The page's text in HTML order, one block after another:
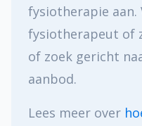
fysiotherapie aan.
fysiotherapeut of
of zoek gericht
aanbod.
Lees meer over